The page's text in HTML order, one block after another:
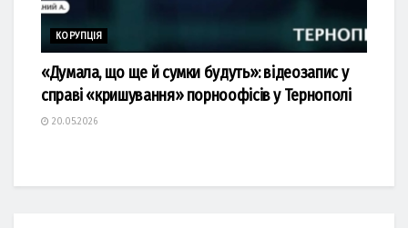
КОРУПЦІЯ
«Думала, що ще й сумки будуть»: відеозапис у
справі «кришування» порноофісів у Тернополі
20.05.2026